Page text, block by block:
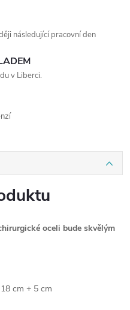
následující pracovní den
v Liberci.
oceli bude skvělým
cm + 5 cm